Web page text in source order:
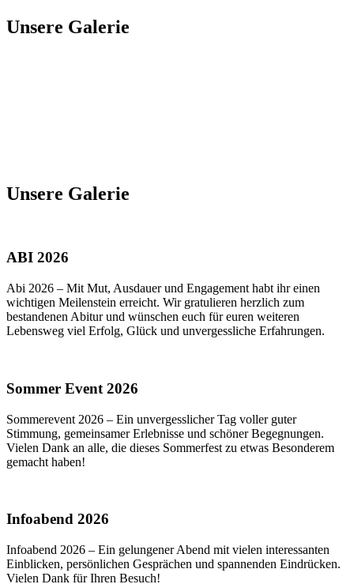
Unsere Galerie
Unsere Galerie
ABI 2026
Abi 2026 – Mit Mut, Ausdauer und Engagement habt ihr einen
wichtigen Meilenstein erreicht. Wir gratulieren herzlich zum
bestandenen Abitur und wünschen euch für euren weiteren
Lebensweg viel Erfolg, Glück und unvergessliche Erfahrungen.
Sommer Event 2026
Sommerevent 2026 – Ein unvergesslicher Tag voller guter
Stimmung, gemeinsamer Erlebnisse und schöner Begegnungen.
Vielen Dank an alle, die dieses Sommerfest zu etwas Besonderem
gemacht haben!
Infoabend 2026
Infoabend 2026 – Ein gelungener Abend mit vielen interessanten
Einblicken, persönlichen Gesprächen und spannenden Eindrücken.
Vielen Dank für Ihren Besuch!